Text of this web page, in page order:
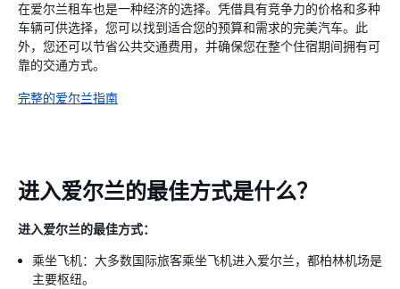
在爱尔兰租车也是一种经济的选择。凭借具有竞争力的价格和多种
车辆可供选择，您可以找到适合您的预算和需求的完美汽车。此
外，您还可以节省公共交通费用，并确保您在整个住宿期间拥有可
靠的交通方式。
完整的爱尔兰指南
进入爱尔兰的最佳方式是什么？
进入爱尔兰的最佳方式：
乘坐飞机：大多数国际旅客乘坐飞机进入爱尔兰，都柏林机场是
主要枢纽。